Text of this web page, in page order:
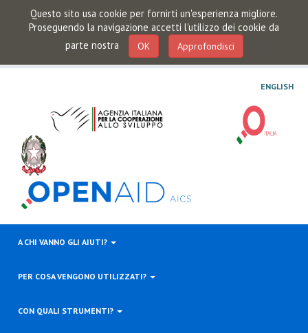
Questo sito usa cookie per fornirti un'esperienza migliore.
Proseguendo la navigazione accetti l'utilizzo dei cookie da
parte nostra
OK Approfondisci
ENGLISH
A CHI VANNO GLI AIUTI?
PER COSA VENGONO UTILIZZATI?
CON QUALI STRUMENTI?